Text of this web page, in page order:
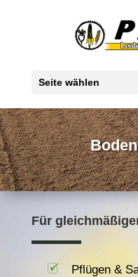
Seite wählen
Für
Pflügen &